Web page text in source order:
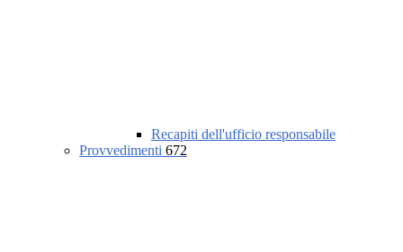
Recapiti dell'ufficio responsabile
Provvedimenti 672